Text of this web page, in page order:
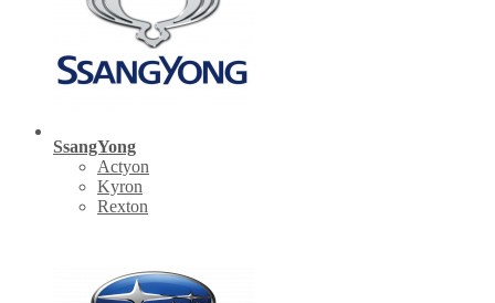
SsangYong
Actyon
Kyron
Rexton